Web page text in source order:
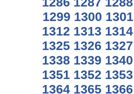
1299 1300 1301
1312 1313 1314
1325 1326 1327
1338 1339 1340
1351 1352 1353
1364 1365 1366